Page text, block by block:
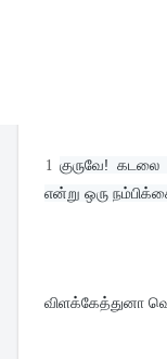
1குருவே!
என்று ஒரு
விளக்கேத்துனா